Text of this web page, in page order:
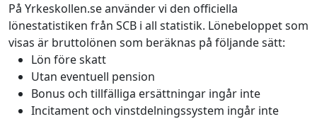
På Yrkeskollen.se använder vi den officiella
lönestatistiken från SCB i all statistik. Lönebeloppet som
visas är bruttolönen som beräknas på följande sätt:
Lön före skatt
Utan eventuell pension
Bonus och tillfälliga ersättningar ingår inte
Incitament och vinstdelningssystem ingår inte